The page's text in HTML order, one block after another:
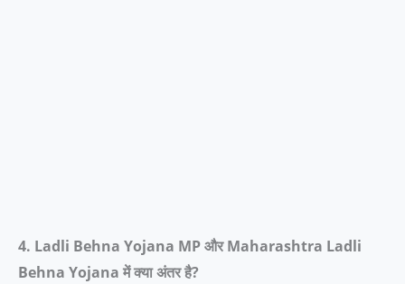
4. Ladli Behna Yojana MP और Maharashtra Ladli
Behna Yojana में क्या अंतर है?